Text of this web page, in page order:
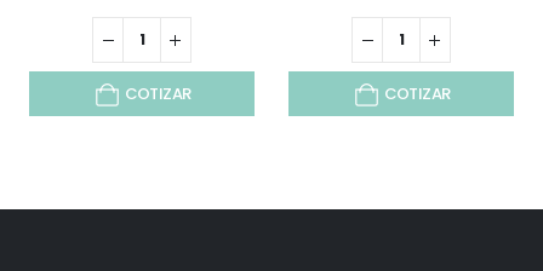
COTIZAR COTIZAR